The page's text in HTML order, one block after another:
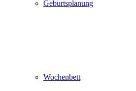
Geburtsplanung
Wochenbett